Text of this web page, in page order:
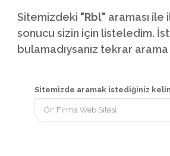
Sitemizdeki "Rbl" araması ile
sonucu sizin için listeledim.
bulamadıysanız tekrar
Sitemizde aramak istediğiniz